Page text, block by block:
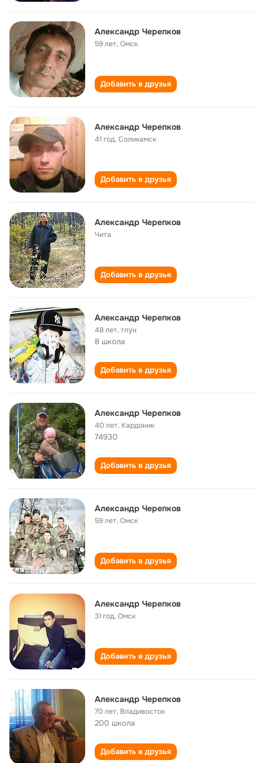
Александр Черепков
59 лет,Омск
Добавить в друзья
Александр Черепков
41 год,Соликамск
Добавить в друзья
Александр Черепков
Чита
Добавить в друзья
Александр Черепков
48 лет,тлун
8 школа
Добавить в друзья
Александр Черепков
40 лет, Кардоник
74930
Добавить в друзья
Александр Черепков
59 лет,Омск
Добавить в друзья
Александр Черепков
31 год,Омск
Добавить в друзья
Александр Черепков
70 лет, Владивосток
200 школа
Добавить в друзья